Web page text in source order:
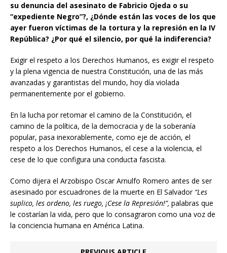
su denuncia del asesinato de Fabricio Ojeda o su
“expediente Negro”?, ¿Dónde están las voces de los que
ayer fueron víctimas de la tortura y la represión en la IV
República? ¿Por qué el silencio, por qué la indiferencia?
Exigir el respeto a los Derechos Humanos, es exigir el respeto
y la plena vigencia de nuestra Constitución, una de las más
avanzadas y garantistas del mundo, hoy día violada
permanentemente por el gobierno.
En la lucha por retomar el camino de la Constitución, el
camino de la política, de la democracia y de la soberanía
popular, pasa inexorablemente, como eje de acción, el
respeto a los Derechos Humanos, el cese a la violencia, el
cese de lo que configura una conducta fascista.
Como dijera el Arzobispo Oscar Arnulfo Romero antes de ser
asesinado por escuadrones de la muerte en El Salvador “Les
suplico, les ordeno, les ruego, ¡Cese la Represión!”, palabras que
le costarían la vida, pero que lo consagraron como una voz de
la conciencia humana en América Latina.